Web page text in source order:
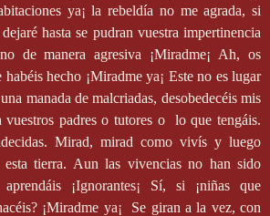
ya¡ la rebeldía no me agrada, si
hasta se pudran vuestra impertinencia
de manera agresiva ¡Miradme¡ Ah, os
hecho ¡Miradme ya¡ Este no es lugar
manada de malcriadas, desobedecéis mis
vuestros padres o tutores o
lo que tengáis.
Mirad, mirad como vivís y luego
tierra. Aun las vivencias no han sido
¡Ignorantes¡ Sí, si ¡niñas que
¡Miradme ya¡
Se giran a la vez, con